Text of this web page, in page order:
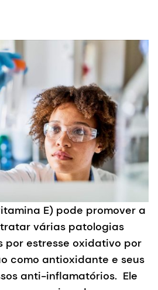
E) pode promover a
várias patologias
por estresse oxidativo por
como antioxidante e seus
anti-inflamatórios. Ele